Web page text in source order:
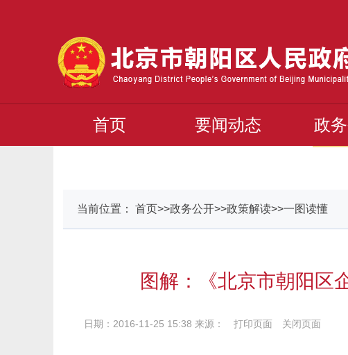
首页 要闻动态 政
当前位置： 首页>>政务公开>>政策解读>>一图读懂
图解：《北京市朝阳区
日期：2016-11-25 15:38 来源： 打印页面 关闭页面